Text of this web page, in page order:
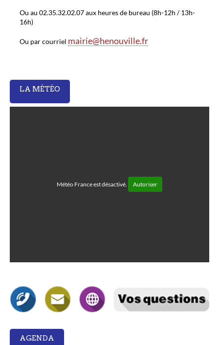
Ou au 02.35.32.02.07 aux heures de bureau (8h-12h / 13h-
16h)
Ou par courriel mairie@henouville.fr
LA MÉTÉO
Météo France est désactivé. Autoriser
AGENDA